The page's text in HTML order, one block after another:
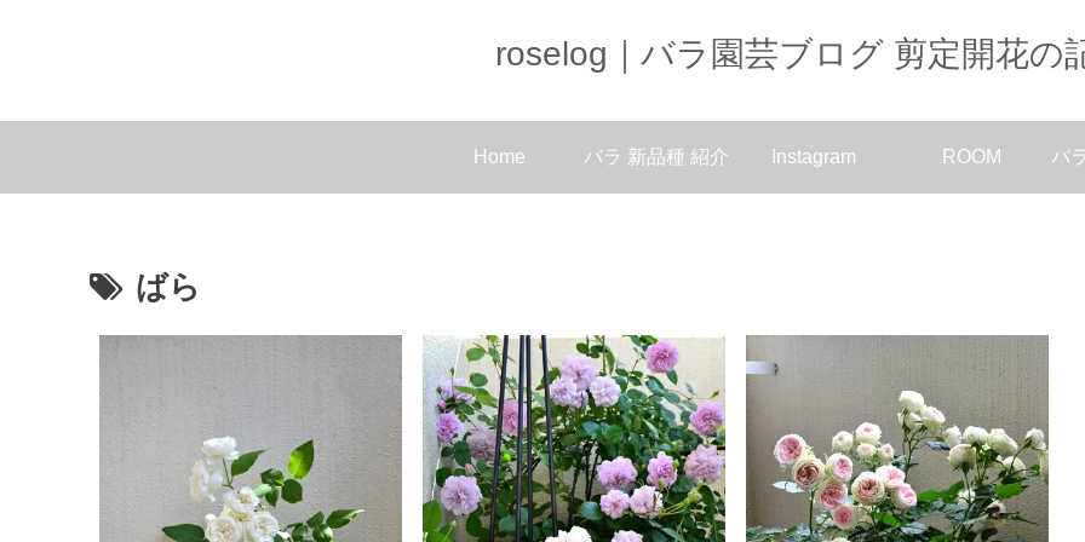
roselog｜バラ園芸ブログ 剪定開花の
Home バラ 新品種 紹介 Instagram ROOM バ
ばら